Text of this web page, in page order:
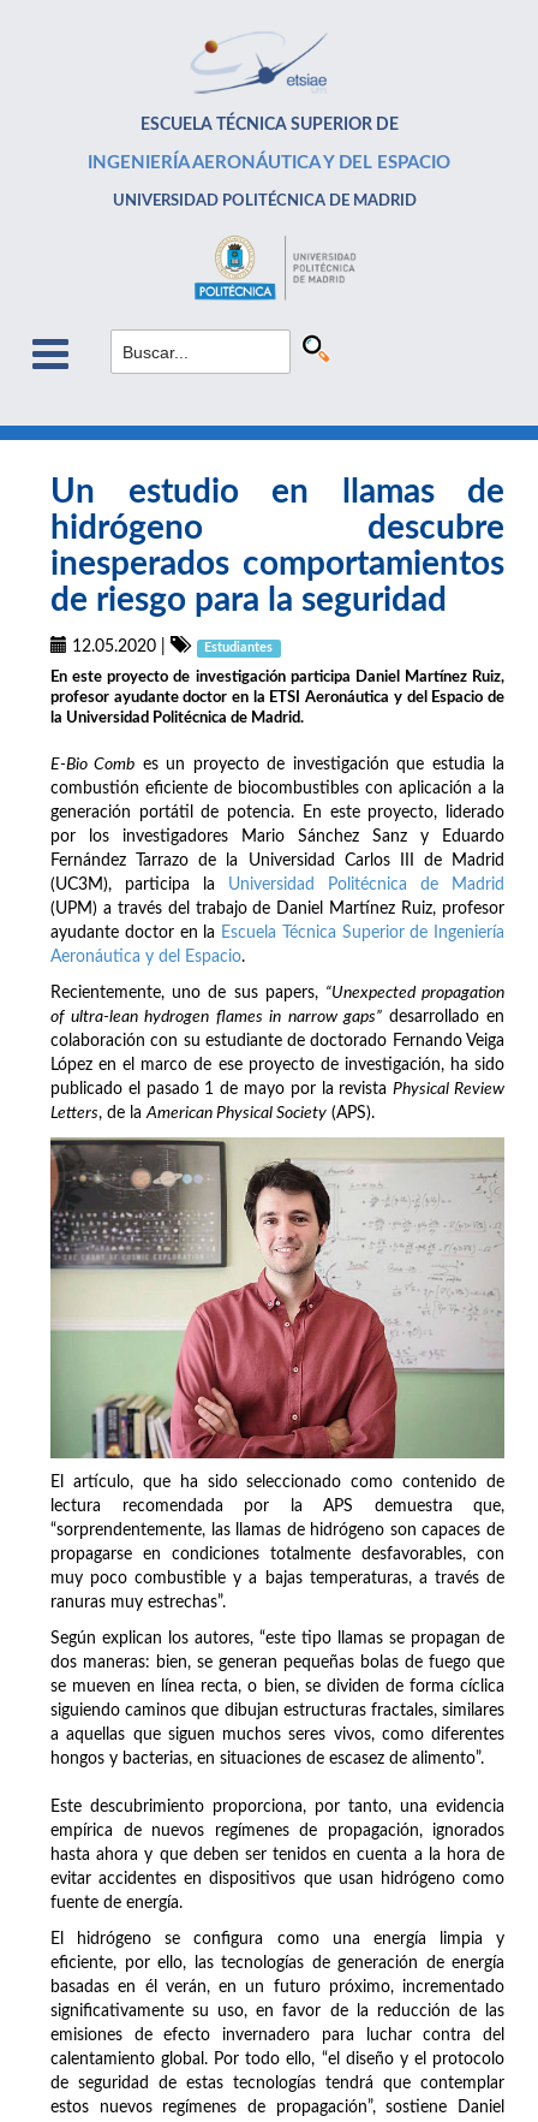
ESCUELA TÉCNICA SUPERIOR DE
INGENIERÍA AERONÁUTICA Y DEL ESPACIO
UNIVERSIDAD POLITÉCNICA DE MADRID
Un estudio en llamas de
hidrógeno descubre
inesperados comportamientos
de riesgo para la seguridad
12.05.2020 Estudiantes
En este proyecto de investigación participa Daniel Martínez Ruiz,
profesor ayudante doctor en la ETSI Aeronáutica y del Espacio de
la Universidad Politécnica de Madrid.
E-Bio Comb es un proyecto de investigación que estudia la
combustión eficiente de biocombustibles con aplicación a la
generación portátil de potencia. En este proyecto, liderado
por los investigadores Mario Sánchez Sanz y Eduardo
Fernández Tarrazo de la Universidad Carlos III de Madrid
(UC3M), participa la Universidad Politécnica de Madrid
(UPM) a través del trabajo de Daniel Martínez Ruiz, profesor
ayudante doctor en la Escuela Técnica Superior de Ingeniería
Aeronáutica y del Espacio.
Recientemente, uno de sus papers, “Unexpected propagation
of ultra-lean hydrogen flames in narrow gaps” desarrollado en
colaboración con su estudiante de doctorado Fernando Veiga
López en el marco de ese proyecto de investigación, ha sido
publicado el pasado 1 de mayo por la revistaPhysical Review
Letters, de la American Physical Society (APS).
El artículo, que ha sido seleccionado como contenido de
lectura recomendada por la APS demuestra que,
“sorprendentemente, las llamas de hidrógeno son capaces de
propagarse en condiciones totalmente desfavorables, con
muy poco combustible y a bajas temperaturas, a través de
ranuras muy estrechas”.
Según explican los autores, “este tipo llamas se propagan de
dos maneras: bien, se generan pequeñas bolas de fuego que
se mueven en línea recta, o bien, se dividen de forma cíclica
siguiendo caminos que dibujan estructuras fractales, similares
a aquellas que siguen muchos seres vivos, como diferentes
hongos y bacterias, en situaciones de escasez de alimento”.
Este descubrimiento proporciona, por tanto, una evidencia
empírica de nuevos regímenes de propagación, ignorados
hasta ahora y que deben ser tenidos en cuenta a la hora de
evitar accidentes en dispositivos que usan hidrógeno como
fuente de energía.
El hidrógeno se configura como una energía limpia y
eficiente, por ello, las tecnologías de generación de energía
basadas en él verán, en un futuro próximo, incrementado
significativamente su uso, en favor de la reducción de las
emisiones de efecto invernadero para luchar contra del
calentamiento global. Por todo ello, “el diseño y el protocolo
de seguridad de estas tecnologías tendrá que contemplar
estos nuevos regímenes de propagación”, sostiene Daniel